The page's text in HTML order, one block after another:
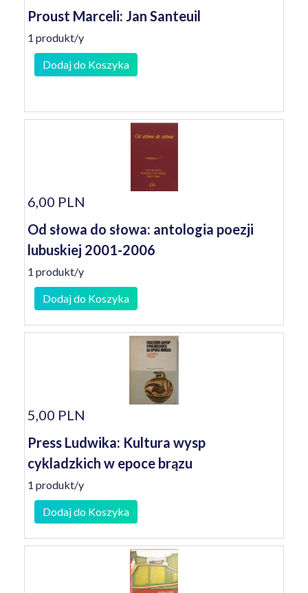
Proust Marceli: Jan Santeuil
1 produkt/y
Dodaj do Koszyka
6,00 PLN
Od słowa do słowa: antologia poezji
lubuskiej 2001-2006
1 produkt/y
Dodaj do Koszyka
5,00 PLN
Press Ludwika: Kultura wysp
cykladzkich w epoce brązu
1 produkt/y
Dodaj do Koszyka